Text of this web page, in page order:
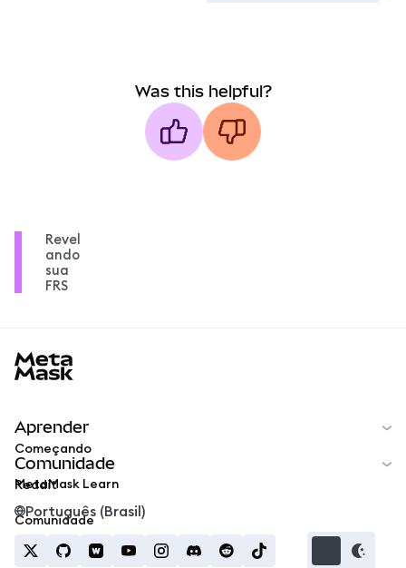
Was this helpful?
Revel
ando
sua
FRS
Aprender
Começando
MetaMask Learn
Comunidade
Reddit
Comunidade
Português (Brasil)